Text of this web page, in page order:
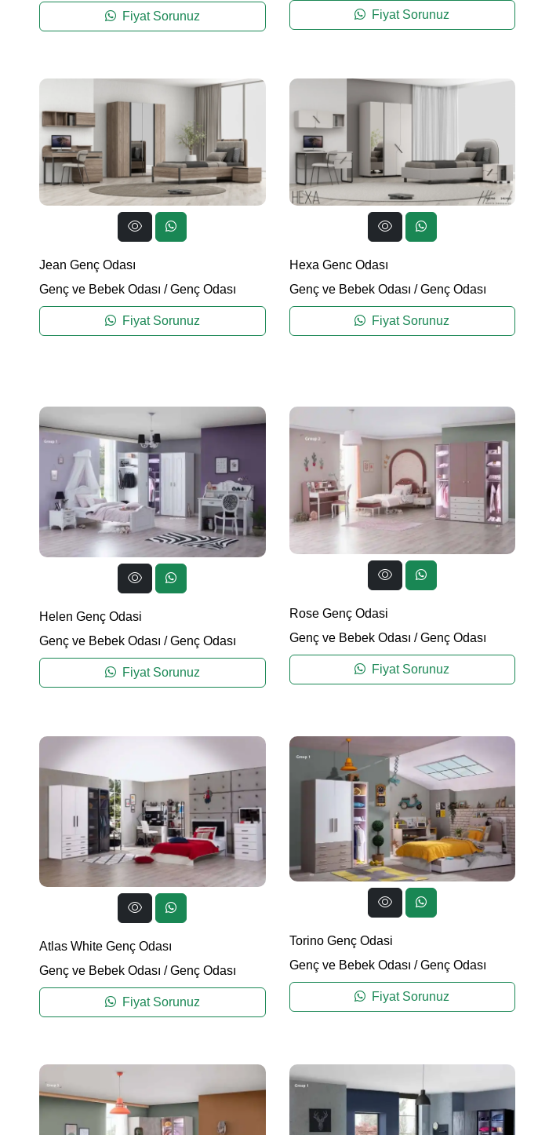
Fiyat Sorunuz Fiyat Sorunuz
Jean Genç Odası
Genç ve Bebek Odası /Genç Odası
Fiyat Sorunuz
Hexa Genc Odası
Genç ve Bebek Odası /Genç Odası
Fiyat Sorunuz
Helen Genç Odasi
Genç ve Bebek Odası /Genç Odası
Fiyat Sorunuz
Rose Genç Odasi
Genç ve Bebek Odası / Genç Odası
Fiyat Sorunuz
Atlas White Genç Odası
Genç ve Bebek Odası /Genç Odası
Fiyat Sorunuz
Torino Genç Odasi
Genç ve Bebek Odası /Genç Odası
Fiyat Sorunuz